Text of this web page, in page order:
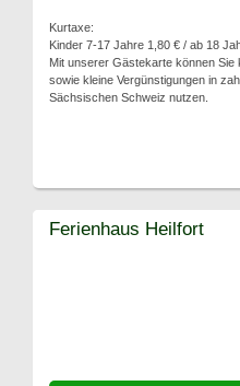
Kurtaxe:
Kinder 7-17 Jahre 1,80 € / ab 18
Mit unserer Gästekarte können Sie
sowie kleine Vergünstigungen in
Sächsischen Schweiz nutzen.
Ferienhaus Heilfort